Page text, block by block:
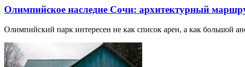
Олимпийское наследие Сочи: архитектурный
Олимпийский парк интересен не как список арен, а как большой